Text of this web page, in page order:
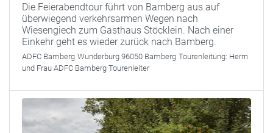
Die Feierabendtour führt von Bamberg aus auf
überwiegend verkehrsarmen Wegen nach
Wiesengiech zum Gasthaus Stöcklein. Nach einer
Einkehr geht es wieder zurück nach Bamberg.
ADFC Bamberg Wunderburg 96050 Bamberg Tourenleitung: Herrn
und Frau ADFC Bamberg Tourenleiter